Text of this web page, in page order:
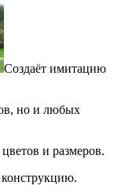
Создаёт имитацию
но и любых
и размеров.
конструкцию.